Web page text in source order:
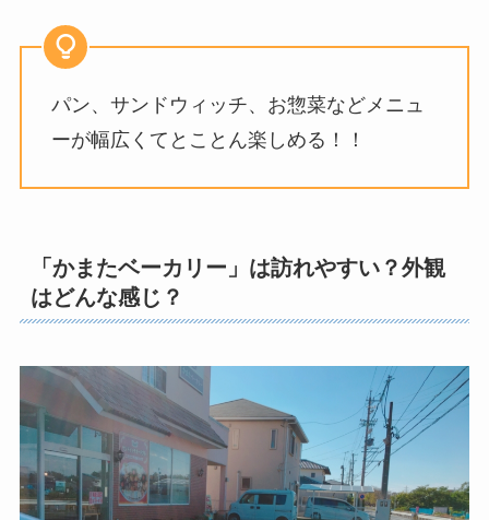
パン、サンドウィッチ、お惣菜などメニュ
ーが幅広くてとことん楽しめる！！
「かまたベーカリー」は訪れやすい？外観
はどんな感じ？